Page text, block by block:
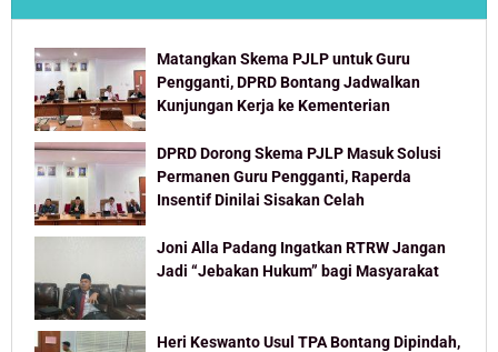
Matangkan Skema PJLP untuk Guru
Pengganti, DPRD Bontang Jadwalkan
Kunjungan Kerja ke Kementerian
DPRD Dorong Skema PJLP Masuk Solusi
Permanen Guru Pengganti, Raperda
Insentif Dinilai Sisakan Celah
Joni Alla Padang Ingatkan RTRW Jangan
Jadi “Jebakan Hukum” bagi Masyarakat
Heri Keswanto Usul TPA Bontang Dipindah,